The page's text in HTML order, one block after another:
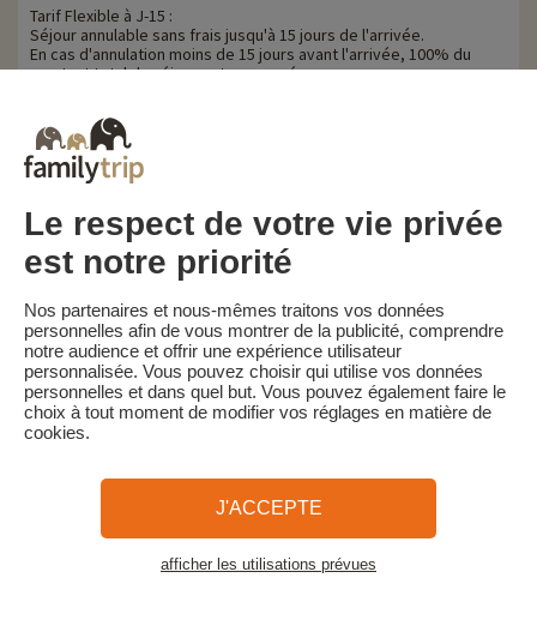
Tarif Flexible à J-15 :
Séjour annulable sans frais jusqu'à 15 jours de l'arrivée.
En cas d'annulation moins de 15 jours avant l'arrivée, 100% du
montant total du séjour est conservé.
Séjour annulable sans frais jusqu'à 8 jours de l'arrivée.
En cas d'annulation moins de 8 jours avant l'arrivée, 100% du
montant total du séjour est conservé.
Tarif Flexible à J-3 :
Séjour annulable sans frais jusqu'à 3 jours de l'arrivée.
En cas d'annulation moins de 3 jours avant l'arrivée, 100% du
montant total du séjour est conservé.
Familytrip vous conseille de souscrire l'assurance annulation de
son partenaire AREAS Assurances. Souscrivez au moment de la
réservation ou dans les 24h suivant votre réservation par
téléphone.
CGV et Charte de Confidentialité
La Presse parle de nous
Plan du site
Le respect de votre vie privée
est notre priorité
Nos partenaires et nous-mêmes traitons vos données
personnelles afin de vous montrer de la publicité, comprendre
notre audience et offrir une expérience utilisateur
personnalisée. Vous pouvez choisir qui utilise vos données
personnelles et dans quel but. Vous pouvez également faire le
choix à tout moment de modifier vos réglages en matière de
cookies.
J'ACCEPTE
afficher les utilisations prévues